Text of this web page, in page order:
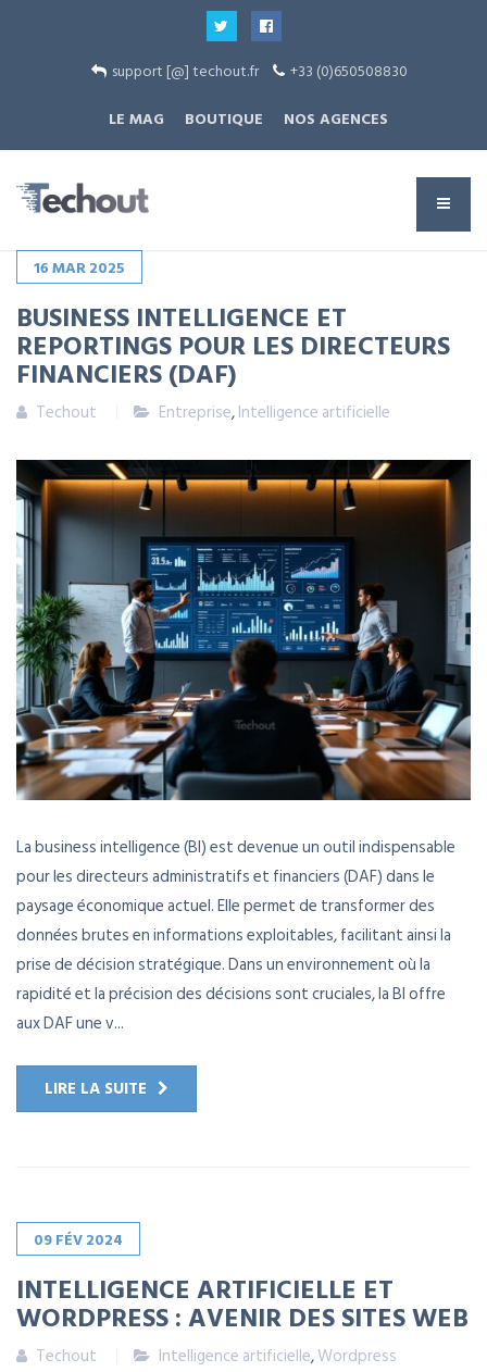
support [@] techout.fr
+33 (0)650508830
LE MAG
BOUTIQUE NOS AGENCES
16MAR2025
BUSINESS INTELLIGENCE ET
REPORTINGS POUR LES DIRECTEURS
FINANCIERS (DAF)
Techout Entreprise,Intelligence artificielle
La business intelligence (BI) est devenue un outil indispensable
pour les directeurs administratifs et financiers (DAF) dans le
paysage économique actuel. Elle permet de transformer des
données brutes en informations exploitables, facilitant ainsi la
prise de décision stratégique. Dans un environnement où la
rapidité et la précision des décisions sont cruciales, la BI offre
aux DAF une v...
LIRE LA SUITE
09FÉV2024
INTELLIGENCE ARTIFICIELLE ET
WORDPRESS : AVENIR DES SITES WEB
Techout Intelligence artificielle,Wordpress